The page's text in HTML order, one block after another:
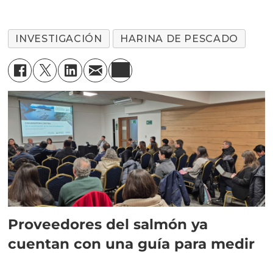
INVESTIGACIÓN HARINA DE PESCADO
Proveedores del salmón ya
cuentan con una guía para medir